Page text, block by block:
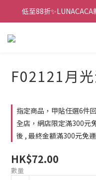
🌟指甲油新
低至88折✨LUNACACA
🌟指甲油
F02121月
指定商品，甲貼任選6件
全店，網店限定滿300元
後 , 最終金額滿300元免
HK$72.00
數量